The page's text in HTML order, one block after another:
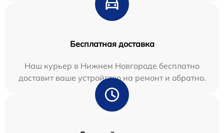
Бесплатная доставка
Наш курьер в Нижнем Новгороде бесплатно
доставит ваше устройство на ремонт и обратно.